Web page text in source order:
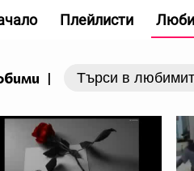
|
Плейлисти